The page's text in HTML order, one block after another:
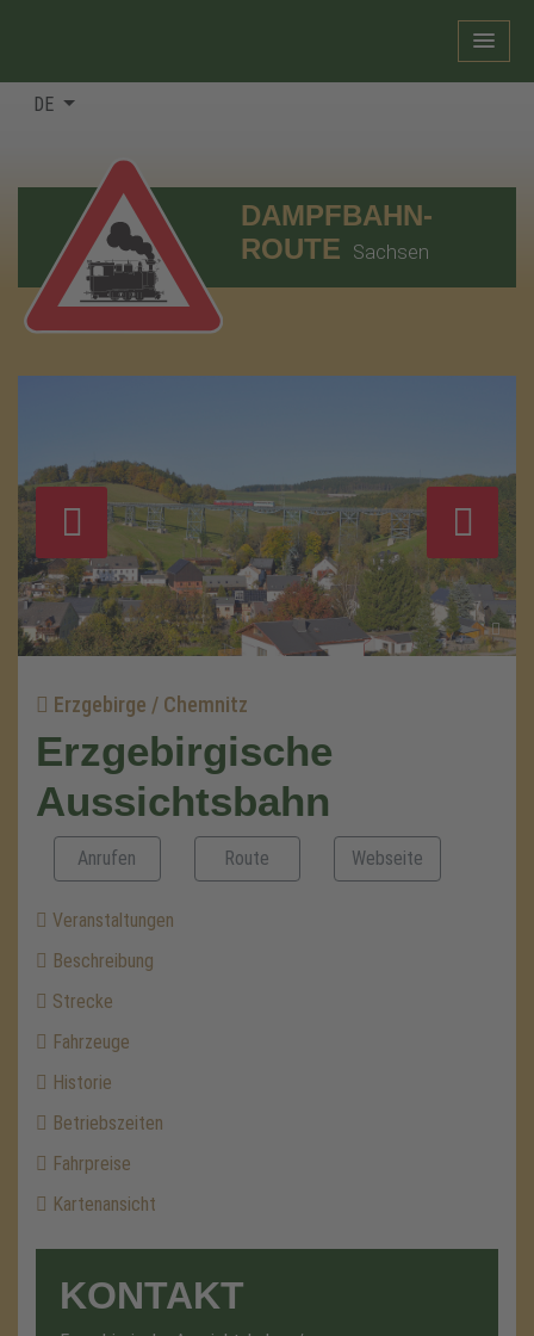
DE
DAMPFBAHN-
ROUTE Sachsen
Erzgebirge / Chemnitz
Erzgebirgische
Aussichtsbahn
Anrufen Route Webseite
Veranstaltungen
Beschreibung
Strecke
Fahrzeuge
Historie
Betriebszeiten
Fahrpreise
Kartenansicht
KONTAKT